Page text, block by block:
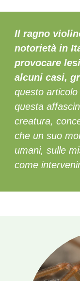
Il ragno
notorietà in
provocare
alcuni casi,
questo
questa
creatura,
che un suo
umani, sulle
come